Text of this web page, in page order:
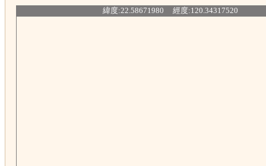
緯度:22.58671980 經度:120.34317520